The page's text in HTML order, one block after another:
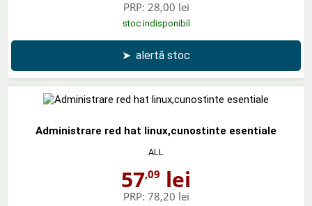
PRP: 28,00 lei
stoc indisponibil
➤ alertă stoc
Administrare red hat linux,cunostinte esentiale
ALL
57,09 lei
PRP: 78,20 lei